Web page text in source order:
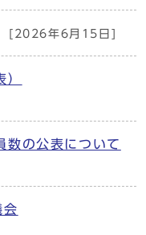
[2026年6月15日]
数の公表について
会